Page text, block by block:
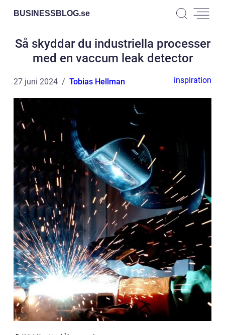
BUSINESSBLOG.se
Så skyddar du industriella processer
med en vaccum leak detector
27 juni 2024 Tobias Hellman inspiration